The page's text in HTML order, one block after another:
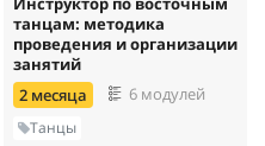
танцам: методика
проведения и организации
занятий
2 месяца
6 модулей
Танцы